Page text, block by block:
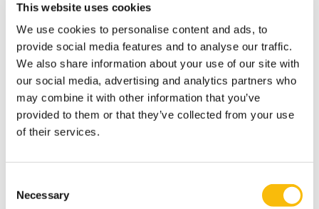
This website uses cookies
We use cookies to personalise content and ads, to
provide social media features and to analyse our traffic.
We also share information about your use of our site with
our social media, advertising and analytics partners who
may combine it with other information that you’ve
provided to them or that they’ve collected from your use
of their services.
Selection
Necessary
geheimen van de traditie van ethiek te begrijpen.
Persoonlijke interesses
Van Baardewijk brengt graag tijd door met zijn vrouw
en hun drie kinderen. Plezier maken, sporten, genieten
van muziek. De rest van de tijd leest hij, vooral
geschiedenis, poëzie.
Relevante publicaties